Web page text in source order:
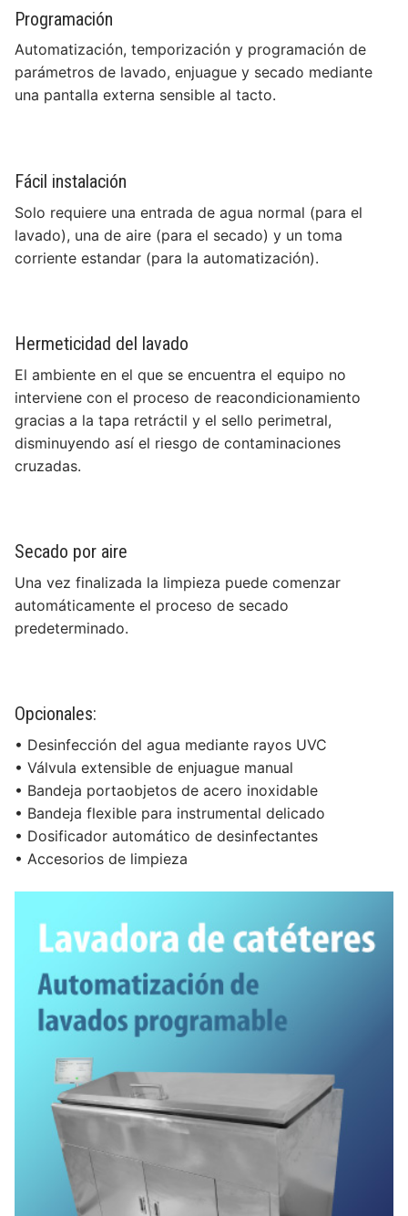
Programación
Automatización, temporización y programación de
parámetros de lavado, enjuague y secado mediante
una pantalla externa sensible al tacto.
Fácil instalación
Solo requiere una entrada de agua normal (para el
lavado), una de aire (para el secado) y un toma
corriente estandar (para la automatización).
Hermeticidad del lavado
El ambiente en el que se encuentra el equipo no
interviene con el proceso de reacondicionamiento
gracias a la tapa retráctil y el sello perimetral,
disminuyendo así el riesgo de contaminaciones
cruzadas.
Secado por aire
Una vez finalizada la limpieza puede comenzar
automáticamente el proceso de secado
predeterminado.
Opcionales:
• Desinfección del agua mediante rayos UVC
• Válvula extensible de enjuague manual
• Bandeja portaobjetos de acero inoxidable
• Bandeja flexible para instrumental delicado
• Dosificador automático de desinfectantes
• Accesorios de limpieza